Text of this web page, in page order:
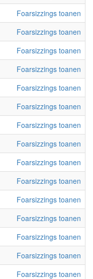
Foarsizzings toanen
Foarsizzings toanen
Foarsizzings toanen
Foarsizzings toanen
Foarsizzings toanen
Foarsizzings toanen
Foarsizzings toanen
Foarsizzings toanen
Foarsizzings toanen
Foarsizzings toanen
Foarsizzings toanen
Foarsizzings toanen
Foarsizzings toanen
Foarsizzings toanen
Foarsizzings toanen